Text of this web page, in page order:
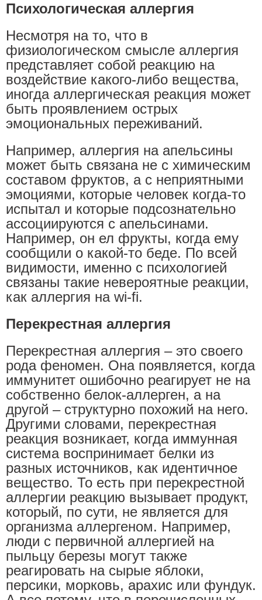
Психологическая аллергия
Несмотря на то, что в
физиологическом смысле аллергия
представляет собой реакцию на
воздействие какого-либо вещества,
иногда аллергическая реакция может
быть проявлением острых
эмоциональных переживаний.
Например, аллергия на апельсины
может быть связана не с химическим
составом фруктов, а с неприятными
эмоциями, которые человек когда-то
испытал и которые подсознательно
ассоциируются с апельсинами.
Например, он ел фрукты, когда ему
сообщили о какой-то беде. По всей
видимости, именно с психологией
связаны такие невероятные реакции,
как аллергия на wi-fi.
Перекрестная аллергия
Перекрестная аллергия – это своего
рода феномен. Она появляется, когда
иммунитет ошибочно реагирует не на
собственно белок-аллерген, а на
другой – структурно похожий на него.
Другими словами, перекрестная
реакция возникает, когда иммунная
система воспринимает белки из
разных источников, как идентичное
вещество. То есть при перекрестной
аллергии реакцию вызывает продукт,
который, по сути, не является для
организма аллергеном. Например,
люди с первичной аллергией на
пыльцу березы могут также
реагировать на сырые яблоки,
персики, морковь, арахис или фундук.